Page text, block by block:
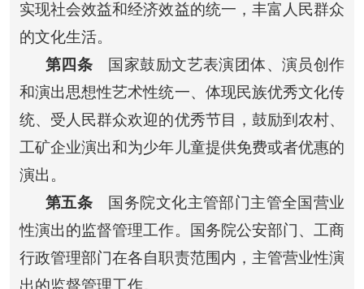
实现社会效益和经济效益的统一，丰富人民群众
的文化生活。
第四条 国家鼓励文艺表演团体、演员创作
和演出思想性艺术性统一、体现民族优秀文化传
统、受人民群众欢迎的优秀节目，鼓励到农村、
工矿企业演出和为少年儿童提供免费或者优惠的
演出。
第五条 国务院文化主管部门主管全国营业
性演出的监督管理工作。国务院公安部门、工商
行政管理部门在各自职责范围内，主管营业性演
出的监督管理工作。